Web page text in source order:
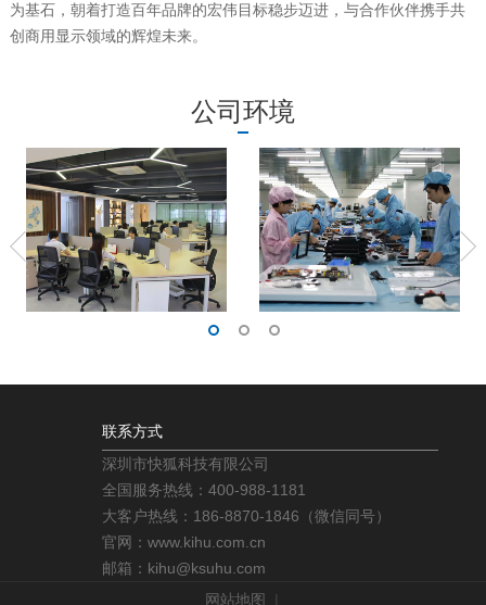
为基石，朝着打造百年品牌的宏伟目标稳步迈进，与合作伙伴携手共
创商用显示领域的辉煌未来。
公司环境
联系方式
深圳市快狐科技有限公司
全国服务热线：400-988-1181
大客户热线：186-8870-1846（微信同号）
官网：www.kihu.com.cn
邮箱：kihu@ksuhu.com
网站地图
|